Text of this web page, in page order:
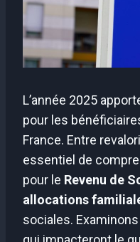
L’année 2025
pour les
France. Entre
essentiel de
pour le Revenu de
allocations
sociales.